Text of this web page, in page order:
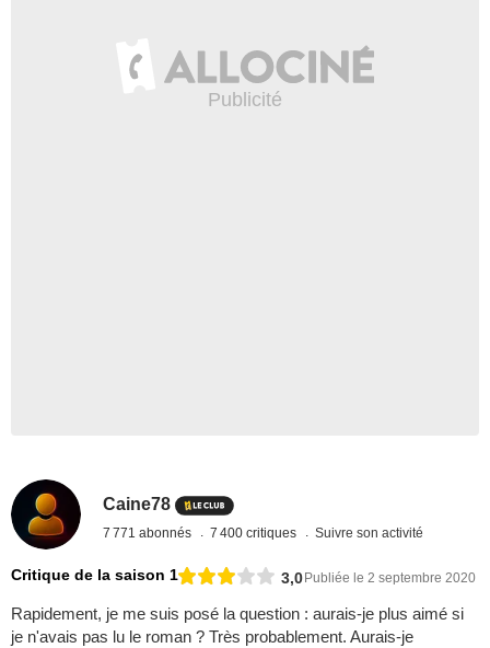
Caine78
7 771 abonnés 7 400 critiques Suivre son activité
Critique de la saison 1 3,0Publiée le 2 septembre 2020
Rapidement, je me suis posé la question : aurais-je plus aimé si
je n'avais pas lu le roman ? Très probablement. Aurais-je